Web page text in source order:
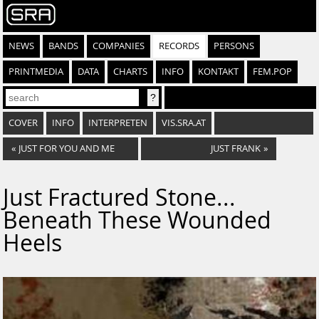
NEWS BANDS COMPANIES RECORDS PERSONS
PRINTMEDIA DATA CHARTS INFO KONTAKT FEM.POP
COVER INFO INTERPRETEN VIS.SRA.AT
« JUST FOR YOU AND ME JUST FRANK »
Just Fractured Stone...
Beneath These Wounded
Heels